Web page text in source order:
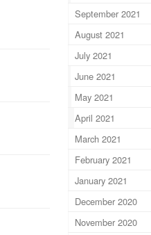
September 2021
August 2021
July 2021
June 2021
May 2021
April 2021
March 2021
February 2021
January 2021
December 2020
November 2020